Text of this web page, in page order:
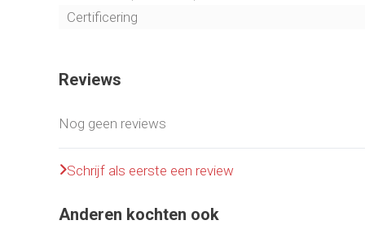
Certificering
Reviews
Nog geen reviews
Schrijf als eerste een review
Anderen kochten ook